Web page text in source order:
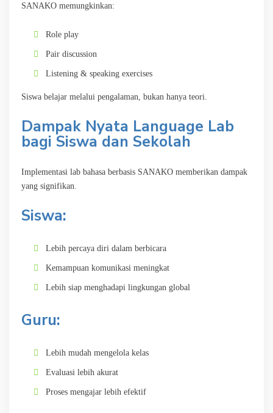
SANAKO memungkinkan:
Role play
Pair discussion
Listening & speaking exercises
Siswa belajar melalui pengalaman, bukan hanya teori.
Dampak Nyata Language Lab
bagi Siswa dan Sekolah
Implementasi lab bahasa berbasis SANAKO memberikan dampak
yang signifikan.
Siswa:
Lebih percaya diri dalam berbicara
Kemampuan komunikasi meningkat
Lebih siap menghadapi lingkungan global
Guru:
Lebih mudah mengelola kelas
Evaluasi lebih akurat
Proses mengajar lebih efektif